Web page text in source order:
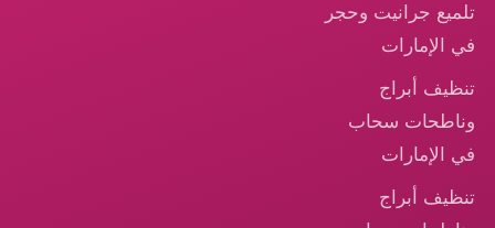
تلميع جرانيت وحجر
في الإمارات
تنظيف أبراج
وناطحات سحاب
في الإمارات
تنظيف أبراج